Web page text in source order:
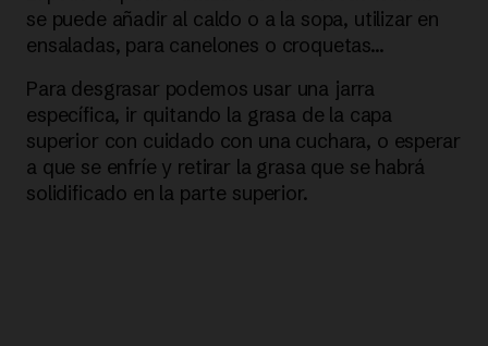
se puede añadir al caldo o a la sopa, utilizar en
ensaladas, para canelones o croquetas…
Para desgrasar podemos usar una jarra
específica, ir quitando la grasa de la capa
superior con cuidado con una cuchara, o esperar
a que se enfríe y retirar la grasa que se habrá
solidificado en la parte superior.